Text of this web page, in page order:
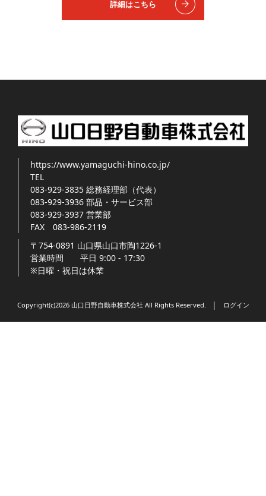
詳細はこちら
https://www.yamaguchi-hino.co.jp/
TEL
083-929-3835 総務経理部（代表）
083-929-3936 部品・サービス部
083-929-3937 営業部
FAX 083-986-2119
〒754-0891 山口県山口市陶1226-1
営業時間
平日 9:00 - 17:30
※日曜・祝日は休業
Copyright(c)2026 山口日野自動車株式会社 All Rights Reserved. │ ログイン